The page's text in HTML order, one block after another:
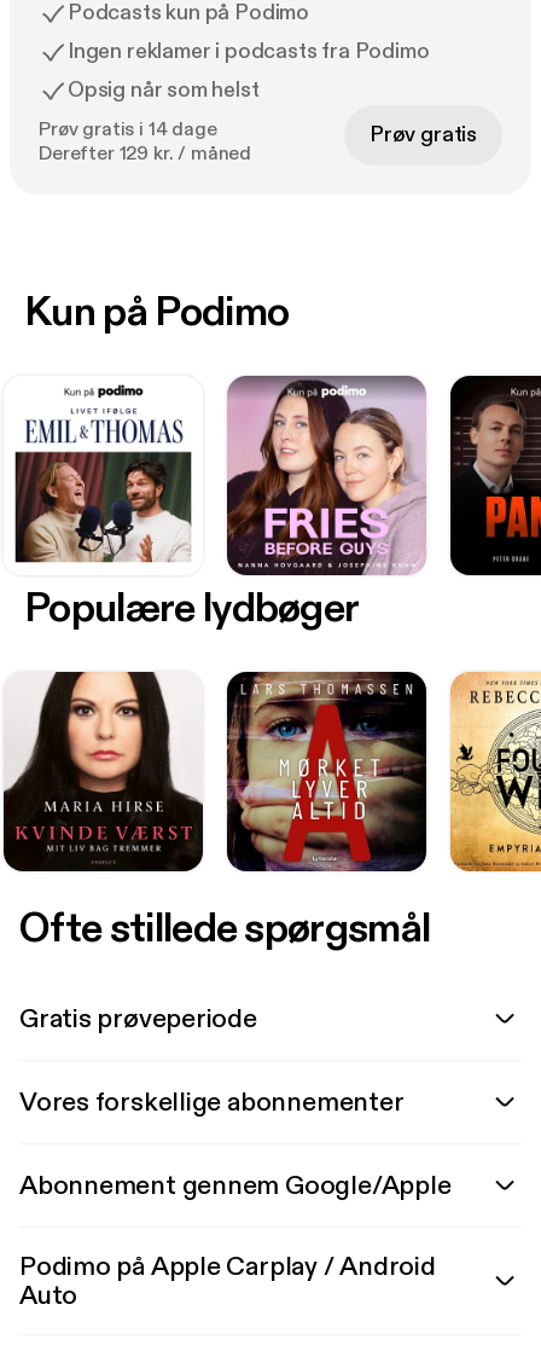
Podcasts kun på Podimo
Ingen reklamer i podcasts fra Podimo
Opsig når som helst
Prøv gratis i 14 dage
Derefter 129 kr. / måned
Prøv gratis
Kun på Podimo
Populære lydbøger
Ofte stillede spørgsmål
Gratis prøveperiode
Vores forskellige abonnementer
Abonnement gennem Google/Apple
Podimo på Apple Carplay / Android
Auto